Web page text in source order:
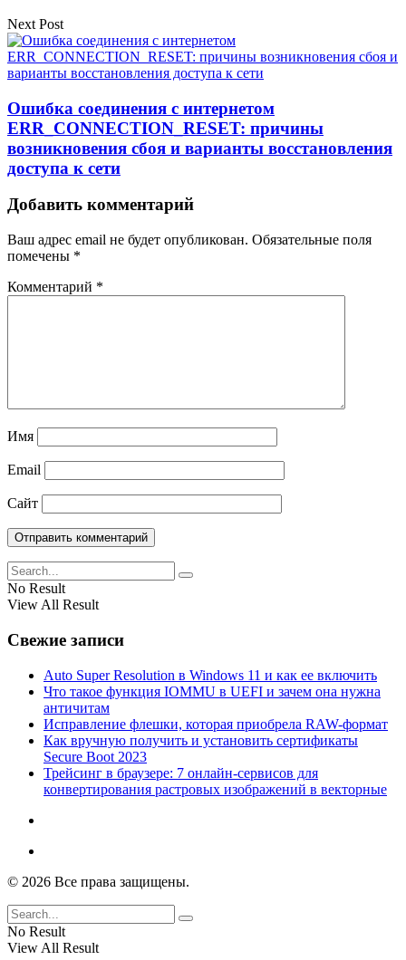
Next Post
Ошибка соединения с интернетом
ERR_CONNECTION_RESET: причины
возникновения сбоя и варианты восстановления
доступа к сети
Добавить комментарий
Ваш адрес email не будет опубликован. Обязательные поля
помечены *
Комментарий *
Имя
Email
Сайт
No Result
View All Result
Свежие записи
Auto Super Resolution в Windows 11 и как ее включить
Что такое функция IOMMU в UEFI и зачем она нужна
античитам
Исправление флешки, которая приобрела RAW-формат
Как вручную получить и установить сертификаты
Secure Boot 2023
Трейсинг в браузере: 7 онлайн-сервисов для
конвертирования растровых изображений в векторные
© 2026 Все права защищены.
No Result
View All Result